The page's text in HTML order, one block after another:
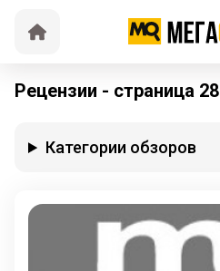
Рецензии - страница 28
Категории обзоров